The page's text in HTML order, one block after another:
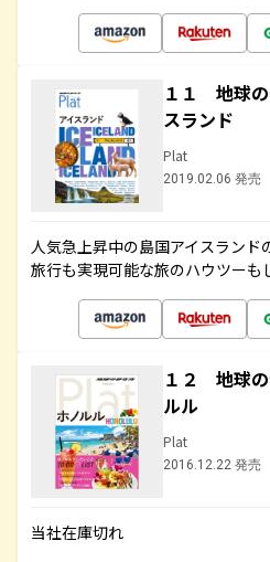
１１ 地球
スランド
Plat
2019.02.06 発売
人気急上昇中の島国アイスランド
旅行も実現可能な旅のハウツーも
１２ 地球
ルル
Plat
2016.12.22 発売
当社在庫切れ